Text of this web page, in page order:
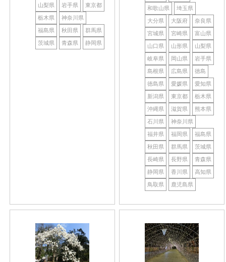
山梨県 岩手県 東京都
栃木県 神奈川県
福島県 秋田県 群馬県
茨城県 青森県 静岡県
和歌山県 埼玉県
大分県 大阪府 奈良県
宮城県 宮崎県 富山県
山口県 山形県 山梨県
岐阜県 岡山県 岩手県
島根県 広島県 徳島
徳島県 愛媛県 愛知県
新潟県 東京都 栃木県
沖縄県 滋賀県 熊本県
石川県 神奈川県
福井県 福岡県 福島県
秋田県 群馬県 茨城県
長崎県 長野県 青森県
静岡県 香川県 高知県
鳥取県 鹿児島県